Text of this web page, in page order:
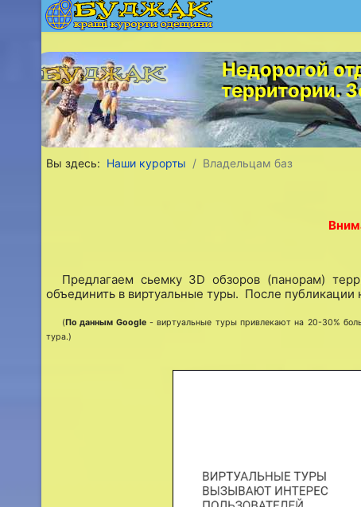
Недорогой
территории.
Вы здесь: Наши курорты Владельцам баз
Предлагаем сьемку 3D обзоров (панорам)
объединить в виртуальные туры. После публикации
(По данным Google- виртуальные туры привлекают на 20-30%
тура.)